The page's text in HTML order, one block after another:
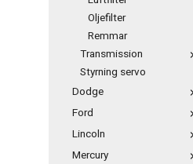
Oljefilter
Remmar
Transmission
Styrning servo
Dodge
Ford
Lincoln
Mercury